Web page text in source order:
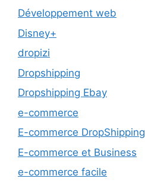
Développement web
Disney+
dropizi
Dropshipping
Dropshipping Ebay
e-commerce
E-commerce DropShipping
E-commerce et Business
e-commerce facile